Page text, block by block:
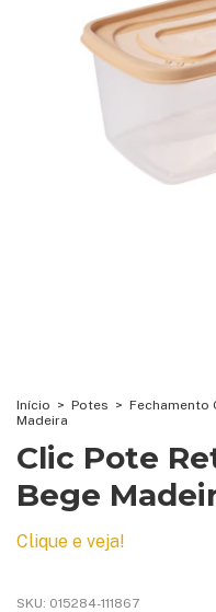
Início > Potes > Fechamento
Madeira
Clic Pote
Bege
Clique e veja!
SKU: 015284-111867